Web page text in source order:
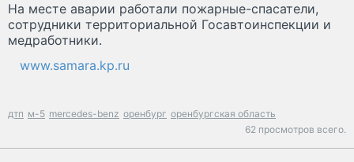
На месте аварии работали пожарные-спасатели,
сотрудники территориальной Госавтоинспекции и
медработники.
www.samara.kp.ru
дтп м-5 mercedes-benz оренбург оренбургская область
62 просмотров всего.